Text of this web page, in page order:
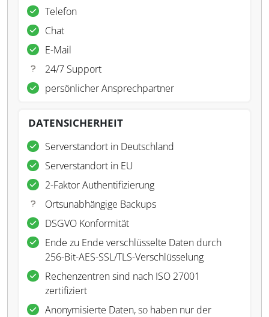
Telefon
Chat
E-Mail
24/7 Support
persönlicher Ansprechpartner
DATENSICHERHEIT
Serverstandort in Deutschland
Serverstandort in EU
2-Faktor Authentifizierung
Ortsunabhängige Backups
DSGVO Konformität
Ende zu Ende verschlüsselte Daten durch
256-Bit-AES-SSL/TLS-Verschlüsselung
Rechenzentren sind nach ISO 27001
zertifiziert
Anonymisierte Daten, so haben nur der